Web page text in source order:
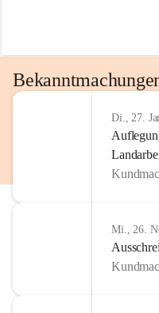
Di., 27.
Mi., 26.